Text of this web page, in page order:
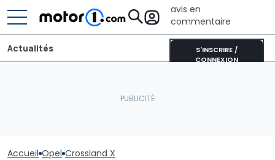
avis en
commentaire
S'INSCRIRE /
CONNEXION
Actualités
Accueil Opel Crossland X